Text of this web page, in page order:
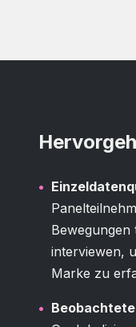
Bewegungen
interviewen,
Marke zu